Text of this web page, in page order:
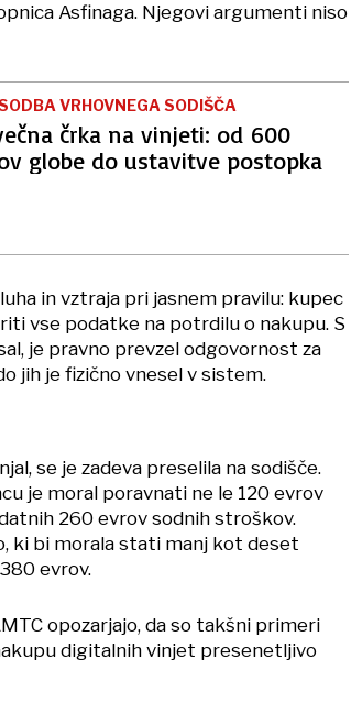
Asfinaga. Njegovi argumenti niso
VRHOVNEGA SODIŠČA
črka na vinjeti: od 600
globe do ustavitve postopka
in vztraja pri jasnem pravilu: kupec
vse podatke na potrdilu o nakupu. S
je pravno prevzel odgovornost za
jih je fizično vnesel v sistem.
se je zadeva preselila na sodišče.
je moral poravnati ne le 120 evrov
260 evrov sodnih stroškov.
ki bi morala stati manj kot deset
evrov.
opozarjajo, da so takšni primeri
digitalnih vinjet presenetljivo